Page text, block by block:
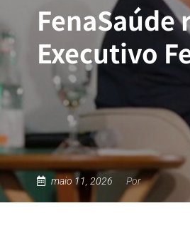
Executivo
maio 11, 2026 Por